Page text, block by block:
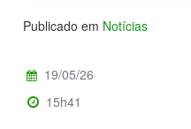
Publicado em Notícias
19/05/26
15h41